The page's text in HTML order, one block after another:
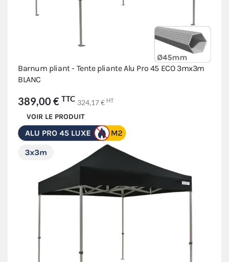
Barnum pliant - Tente pliante Alu Pro 45 ECO 3mx3m
BLANC
389,00 € TTC 324,17 € HT
VOIR LE PRODUIT